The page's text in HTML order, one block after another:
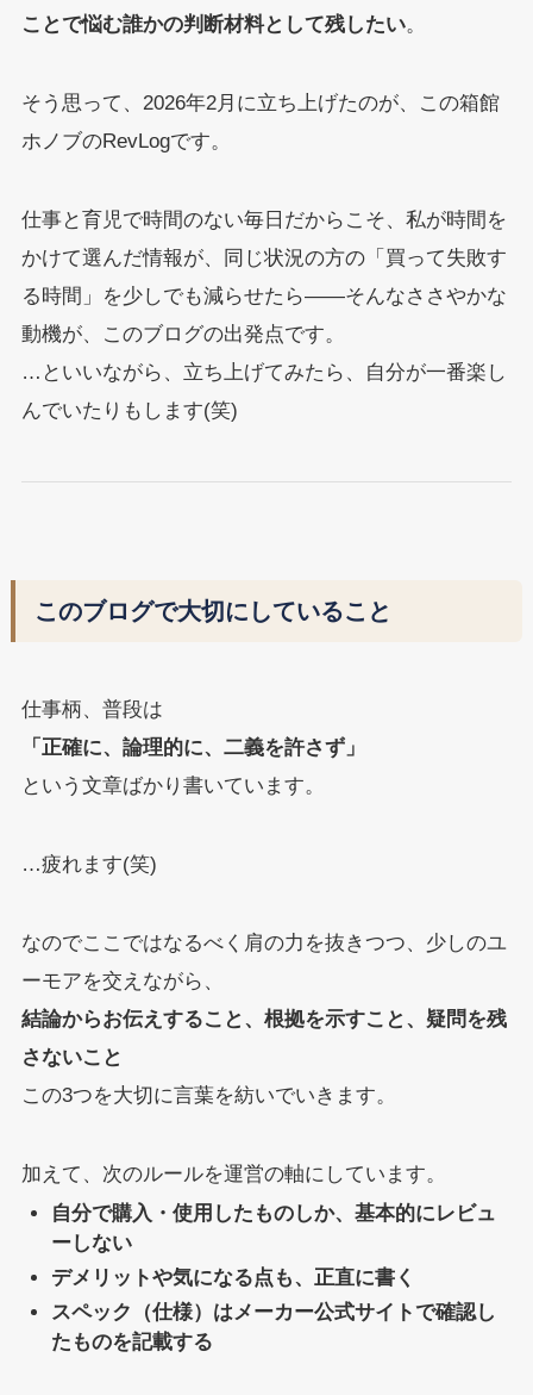
ことで悩む誰かの判断材料として残したい。
そう思って、2026年2月に立ち上げたのが、この箱館
ホノブのRevLogです。
仕事と育児で時間のない毎日だからこそ、私が時間を
かけて選んだ情報が、同じ状況の方の「買って失敗す
る時間」を少しでも減らせたら——そんなささやかな
動機が、このブログの出発点です。
…といいながら、立ち上げてみたら、自分が一番楽し
んでいたりもします(笑)
このブログで大切にしていること
仕事柄、普段は
「正確に、論理的に、二義を許さず」
という文章ばかり書いています。
…疲れます(笑)
なのでここではなるべく肩の力を抜きつつ、少しのユ
ーモアを交えながら、
結論からお伝えすること、根拠を示すこと、疑問を残
さないこと
この3つを大切に言葉を紡いでいきます。
加えて、次のルールを運営の軸にしています。
自分で購入・使用したものしか、基本的にレビュ
ーしない
デメリットや気になる点も、正直に書く
スペック（仕様）はメーカー公式サイトで確認し
たものを記載する